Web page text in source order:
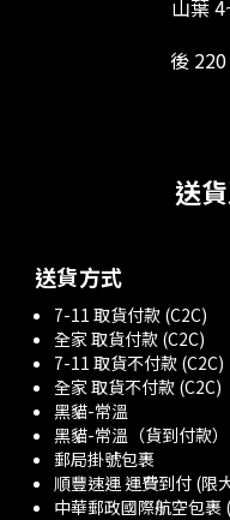
山葉
後
送
送貨方式
7-11 取貨付款 (C2C)
全家 取貨付款 (C2C)
7-11 取貨不付款 (C2C)
全家 取貨不付款 (C2C)
黑貓-常溫
黑貓-常溫（貨到付款）
郵局掛號包裹
順豐速運 運費到付 (限
中華郵政國際航空包裹